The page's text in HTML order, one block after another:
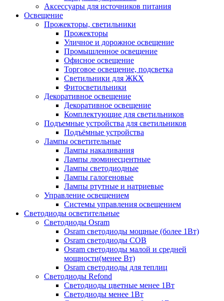
Аксессуары для источников питания
Освещение
Прожекторы, светильники
Прожекторы
Уличное и дорожное освещение
Промышленное освещение
Офисное освещение
Торговое освещение, подсветка
Светильники для ЖКХ
Фитосветильники
Декоративное освещение
Декоративное освещение
Комплектующие для светильников
Подъемные устройства для светильников
Подъёмные устройства
Лампы осветительные
Лампы накаливания
Лампы люминесцентные
Лампы светодиодные
Лампы галогеновые
Лампы ртутные и натриевые
Управление освещением
Системы управления освещением
Светодиоды осветительные
Светодиоды Osram
Osram светодиоды мощные (более 1Вт)
Osram светодиоды COB
Osram светодиоды малой и средней
мощности(менее Вт)
Osram светодиоды для теплиц
Светодиоды Refond
Светодиоды цветные менее 1Вт
Светодиоды менее 1Вт